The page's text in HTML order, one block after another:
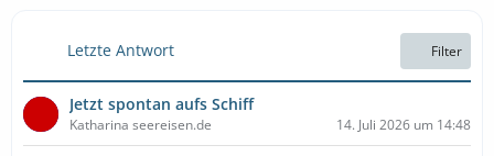
Letzte Antwort Filter
Jetzt spontan aufs Schiff
Katharina seereisen.de 14. Juli 2026 um 14:48